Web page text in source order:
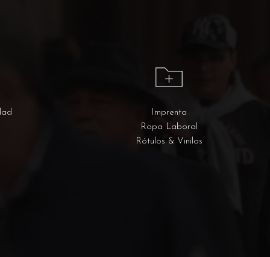
Imprenta
Ropa Laboral
Rótulos & Vinilos